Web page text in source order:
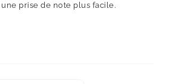
prise de note plus facile.